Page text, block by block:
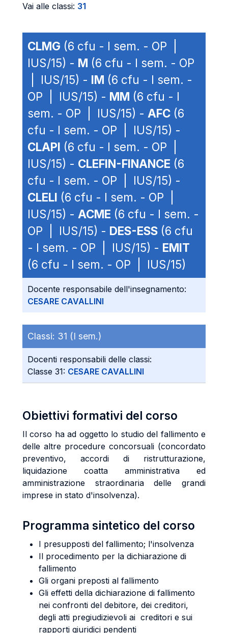
Vai alle classi: 31
CLMG (6 cfu - I sem. - OP |
IUS/15) - M (6 cfu - I sem. - OP
| IUS/15) - IM (6 cfu - I sem. -
OP | IUS/15) - MM (6 cfu - I
sem. - OP | IUS/15) - AFC (6
cfu - I sem. - OP | IUS/15) -
CLAPI (6 cfu - I sem. - OP |
IUS/15) - CLEFIN-FINANCE (6
cfu - I sem. - OP | IUS/15) -
CLELI (6 cfu - I sem. - OP |
IUS/15) - ACME (6 cfu - I sem. -
OP | IUS/15) - DES-ESS (6 cfu
- I sem. - OP | IUS/15) - EMIT
(6 cfu - I sem. - OP | IUS/15)
Docente responsabile dell'insegnamento:
CESARE CAVALLINI
Classi: 31 (I sem.)
Docenti responsabili delle classi:
Classe 31: CESARE CAVALLINI
Obiettivi formativi del corso
Il corso ha ad oggetto lo studio del fallimento e
delle altre procedure concorsuali (concordato
preventivo, accordi di ristrutturazione,
liquidazione coatta amministrativa ed
amministrazione straordinaria delle grandi
imprese in stato d'insolvenza).
Programma sintetico del corso
I presupposti del fallimento; l'insolvenza
Il procedimento per la dichiarazione di
fallimento
Gli organi preposti al fallimento
Gli effetti della dichiarazione di fallimento
nei confronti del debitore, dei creditori,
degli atti pregiudizievoli ai creditori e sui
rapporti giuridici pendenti